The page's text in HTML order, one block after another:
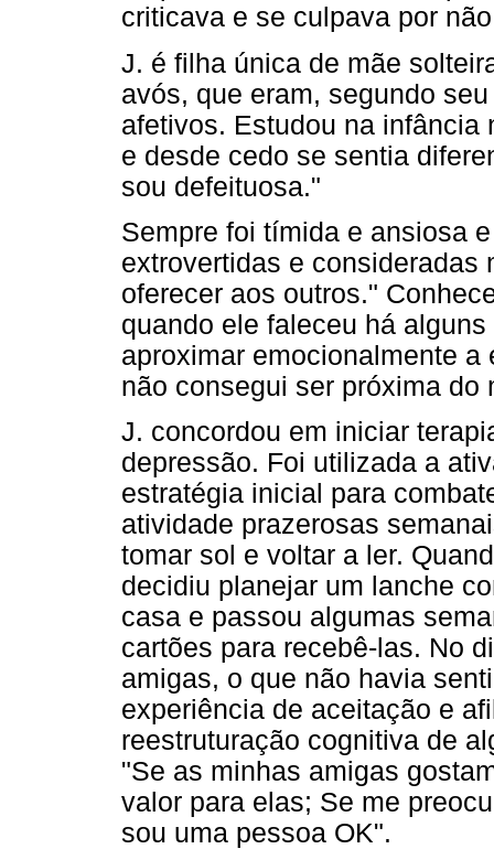
criticava e se culpava por
J. é filha única de mãe
avós, que eram, segundo
afetivos. Estudou na infância
e desde cedo se sentia
sou defeituosa."
Sempre foi tímida e ansiosa
extrovertidas e consideradas
oferecer aos outros."
quando ele faleceu há
aproximar emocionalmente
não consegui ser próxima do
J. concordou em iniciar
depressão. Foi utilizada a
estratégia inicial para
atividade prazerosas
tomar sol e voltar a ler.
decidiu planejar um lanche
casa e passou algumas
cartões para recebê-las. No
amigas, o que não havia
experiência de aceitação e
reestruturação cognitiva de
"Se as minhas amigas
valor para elas; Se me
sou uma pessoa OK".